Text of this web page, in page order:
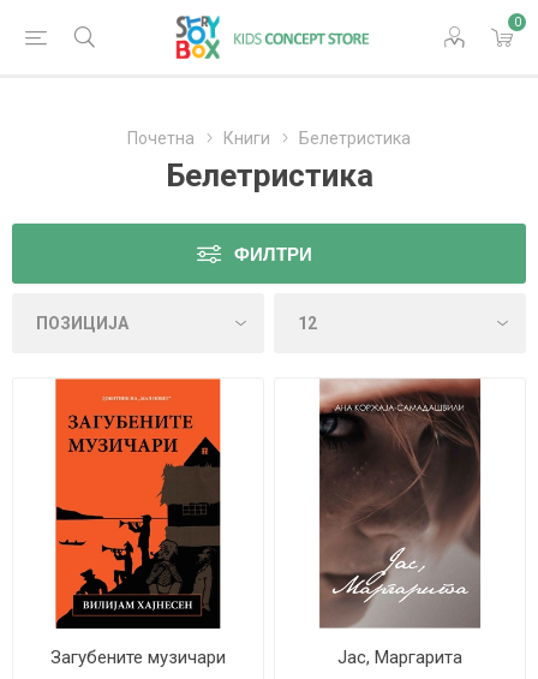
0
Почетна Книги Белетристика
Белетристика
ФИЛТРИ
Загубените музичари Јас, Маргарита